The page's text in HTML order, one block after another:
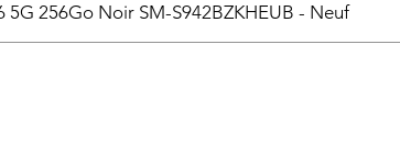
5G 256Go Noir SM-S942BZKHEUB - Neuf